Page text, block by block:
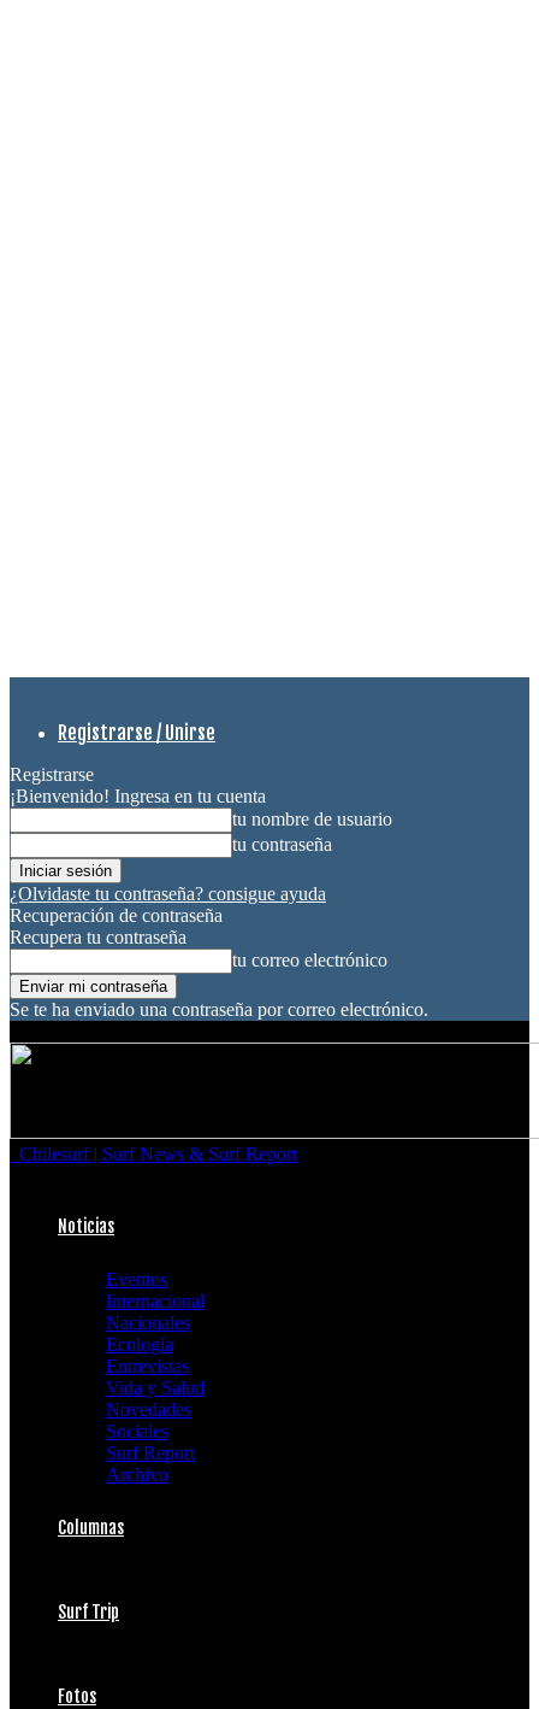
Registrarse / Unirse
Registrarse
¡Bienvenido! Ingresa en tu cuenta
tu nombre de usuario
tu contraseña
¿Olvidaste tu contraseña? consigue ayuda
Recuperación de contraseña
Recupera tu contraseña
tu correo electrónico
Se te ha enviado una contraseña por correo electrónico.
Chilesurf | Surf News & Surf Report
Noticias
Eventos
Internacional
Nacionales
Ecología
Entrevistas
Vida y Salud
Novedades
Sociales
Surf Report
Archivo
Columnas
Surf Trip
Fotos